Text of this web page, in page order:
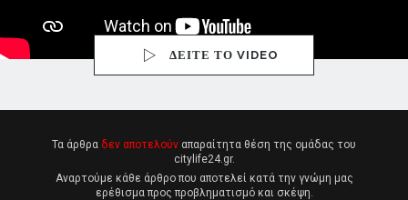
ΔΕΙΤΕ ΤΟ VIDEO
Τα άρθρα δεν αποτελούν απαραίτητα θέση της ομάδας του
citylife24.gr.
Αναρτούμε κάθε άρθρο που αποτελεί κατά την γνώμη μας
ερέθισμα προς προβληματισμό και σκέψη.